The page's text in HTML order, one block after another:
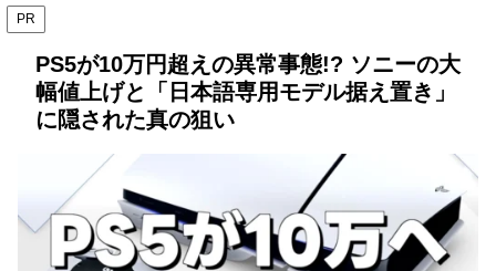
PR
PS5が10万円超えの異常事態!? ソニーの大
幅値上げと「日本語専用モデル据え置き」
に隠された真の狙い